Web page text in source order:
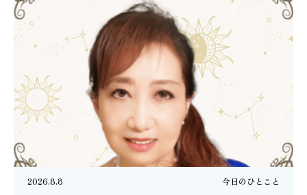
2026.8.8 今日のひとこと